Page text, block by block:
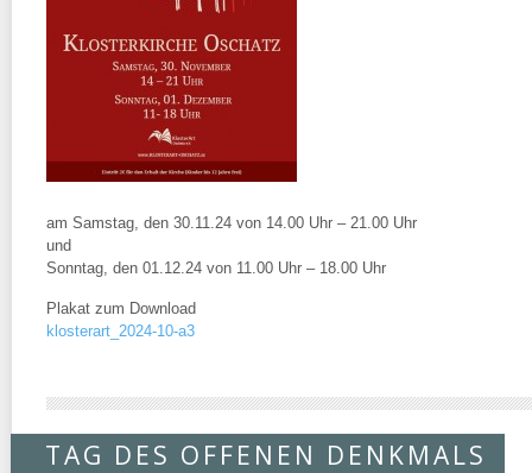
am Samstag, den 30.11.24 von 14.00 Uhr – 21.00 Uhr
und
Sonntag, den 01.12.24 von 11.00 Uhr – 18.00 Uhr
Plakat zum Download
klosterart_2024-10-a3
TAG DES OFFENEN DENKMALS